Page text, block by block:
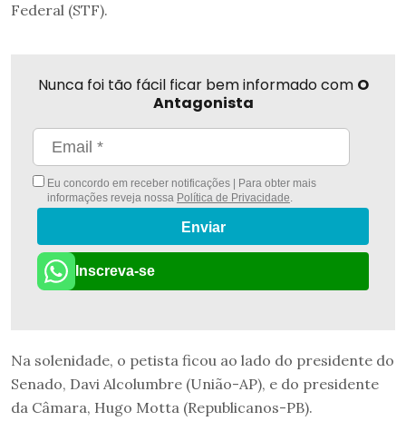
Federal (STF).
Nunca foi tão fácil ficar bem informado com O
Antagonista
Eu concordo em receber notificações | Para obter mais
informações reveja nossa Política de Privacidade.
Enviar
Inscreva-se
Na solenidade, o petista ficou ao lado do presidente do
Senado, Davi Alcolumbre (União-AP), e do presidente
da Câmara, Hugo Motta (Republicanos-PB).